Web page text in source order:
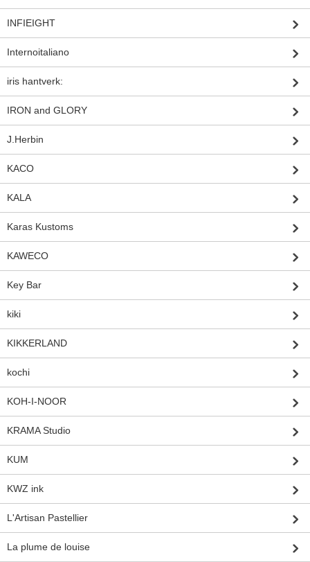
INFIEIGHT
Internoitaliano
iris hantverk:
IRON and GLORY
J.Herbin
KACO
KALA
Karas Kustoms
KAWECO
Key Bar
kiki
KIKKERLAND
kochi
KOH-I-NOOR
KRAMA Studio
KUM
KWZ ink
L'Artisan Pastellier
La plume de louise